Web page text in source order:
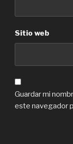
Sitio web
Guardar mi
este navegador